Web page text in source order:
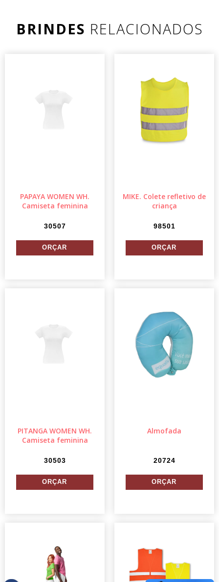
BRINDES RELACIONADOS
PAPAYA WOMEN WH.
Camiseta feminina
30507
MIKE. Colete refletivo de
criança
98501
PITANGA WOMEN WH.
Camiseta feminina
30503
Almofada
20724